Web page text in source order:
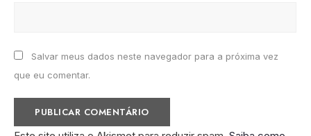
Salvar meus dados neste navegador para a próxima vez
que eu comentar.